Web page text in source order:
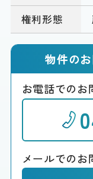
権利形態
物件の
お電話でのお
メールでのお